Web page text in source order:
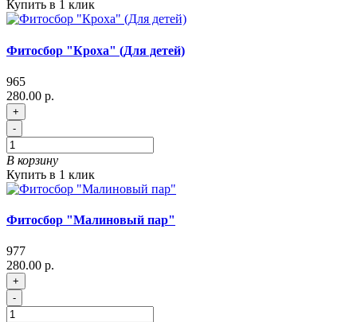
Купить в 1 клик
Фитосбор "Кроха" (Для детей)
965
280.00 р.
+
-
В корзину
Купить в 1 клик
Фитосбор "Малиновый пар"
977
280.00 р.
+
-